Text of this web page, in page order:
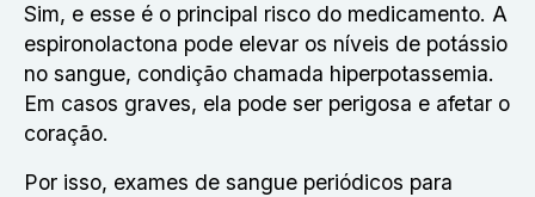
Sim, e esse é o principal risco do medicamento. A
espironolactona pode elevar os níveis de potássio
no sangue, condição chamada hiperpotassemia.
Em casos graves, ela pode ser perigosa e afetar o
coração.
Por isso, exames de sangue periódicos para